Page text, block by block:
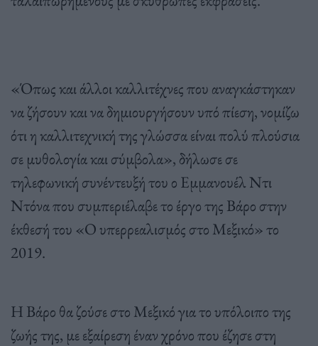
«Όπως και άλλοι καλλιτέχνες που αναγκάστηκαν
να ζήσουν και να δημιουργήσουν υπό πίεση, νομίζω
ότι η καλλιτεχνική της γλώσσα είναι πολύ πλούσια
σε μυθολογία και σύμβολα», δήλωσε σε
τηλεφωνική συνέντευξή του ο Εμμανουέλ Ντι
Ντόνα που συμπεριέλαβε το έργο της Βάρο στην
έκθεσή του «Ο υπερρεαλισμός στο Μεξικό» το
2019.
Η Βάρο θα ζούσε στο Μεξικό για το υπόλοιπο της
ζωής της, με εξαίρεση έναν χρόνο που έζησε στη